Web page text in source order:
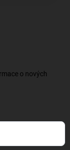
o nových